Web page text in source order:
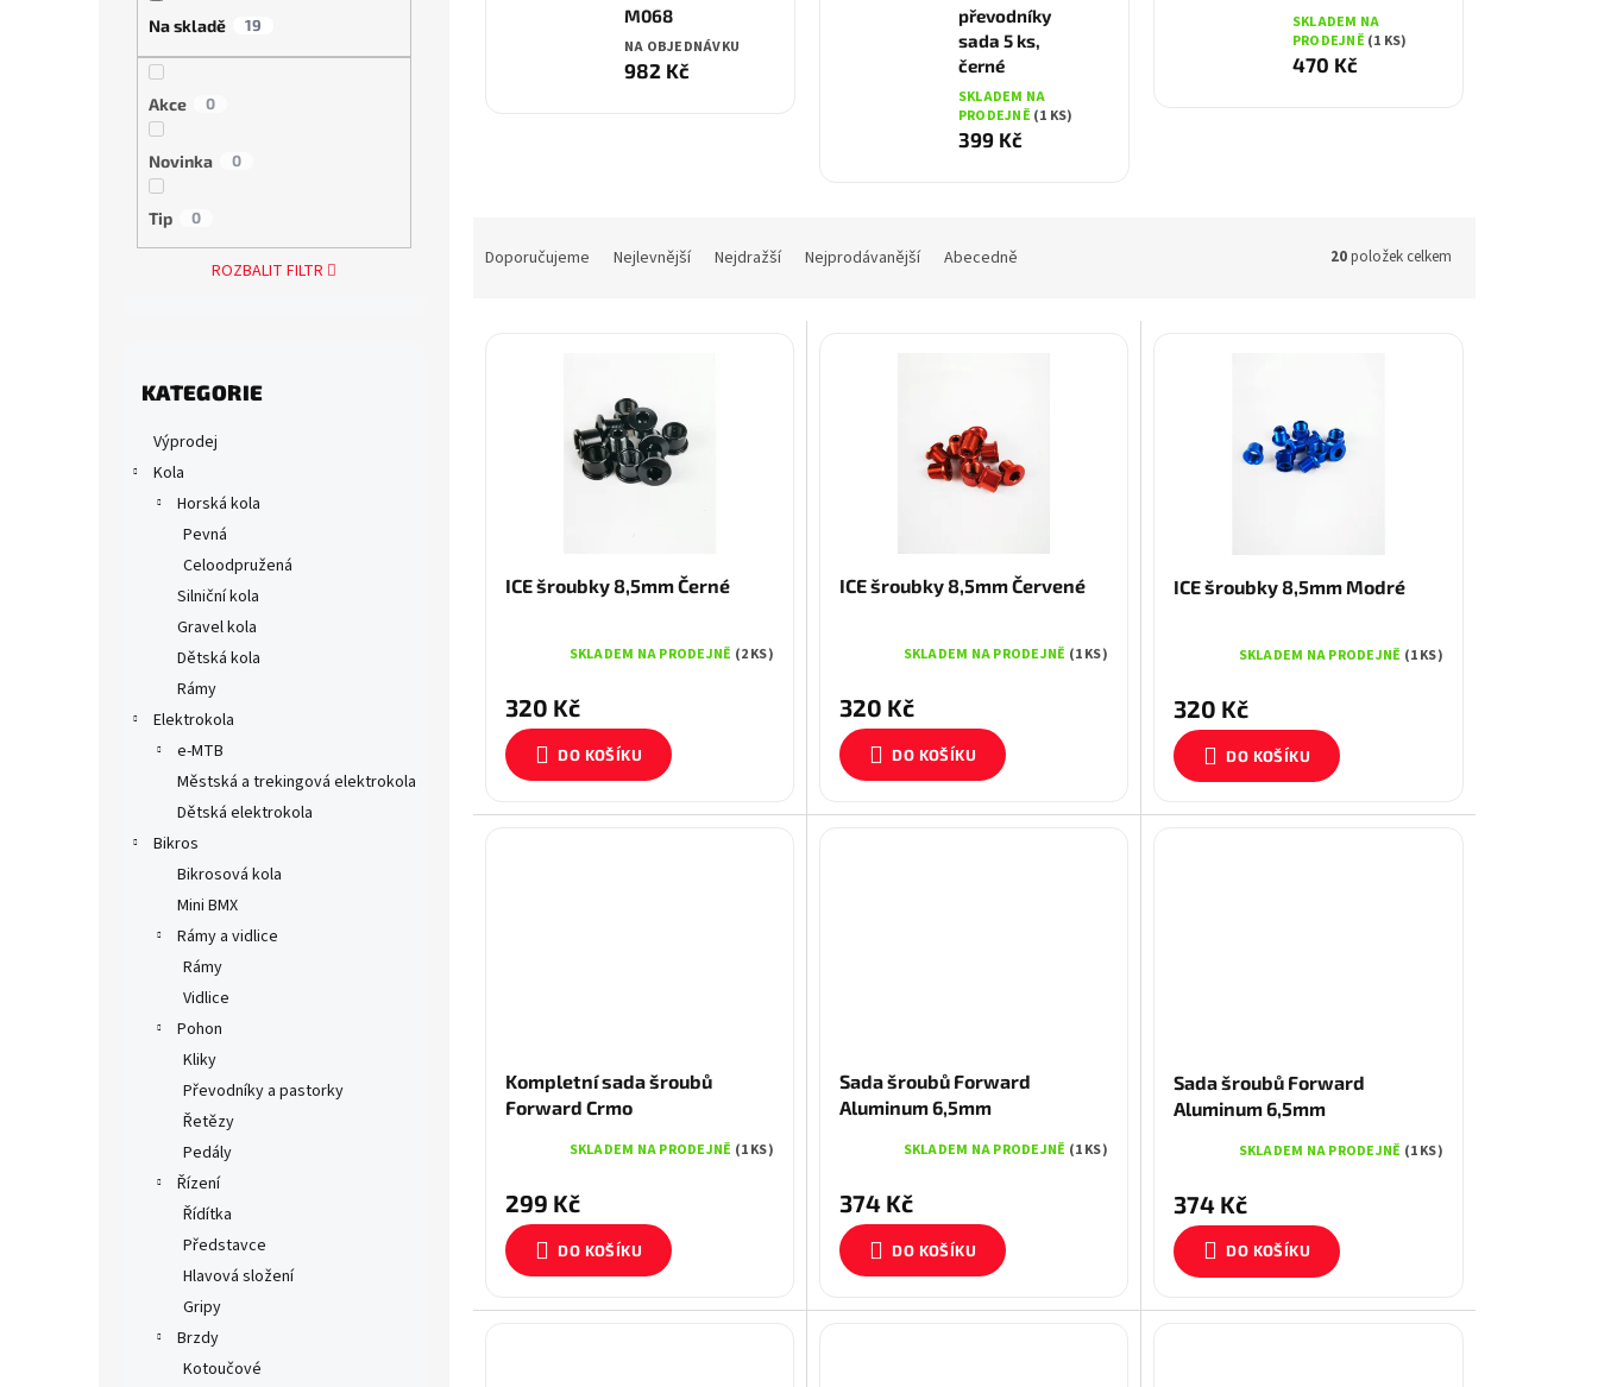
Na skladě 19
Akce 0
Novinka 0
Tip 0
ROZBALIT FILTR
kategorie
KATEGORIE
Výprodej
Kola
Horská kola
Pevná
Celoodpružená
Silniční kola
Gravel kola
Dětská kola
Rámy
Elektrokola
e-MTB
Městská a trekingová elektrokola
Dětská elektrokola
Bikros
Bikrosová kola
Mini BMX
Rámy a vidlice
Rámy
Vidlice
Pohon
Kliky
Převodníky a pastorky
Řetězy
Pedály
Řízení
Řídítka
Představce
Hlavová složení
Gripy
Brzdy
Kotoučové
M068
NA OBJEDNÁVKU
982 Kč
převodníky
sada 5 ks,
černé
SKLADEM NA
PRODEJNĚ (1 KS)
399 Kč
SKLADEM NA
PRODEJNĚ (1 KS)
470 Kč
Doporučujeme Nejlevnější Nejdražší Nejprodávanější Abecedně 20položek celkem
ICE šroubky 8,5mm Černé
SKLADEM NA PRODEJNĚ (2 KS)
320 Kč
DO KOŠÍKU
ICE šroubky 8,5mm Červené
SKLADEM NA PRODEJNĚ (1 KS)
320 Kč
DO KOŠÍKU
ICE šroubky 8,5mm Modré
SKLADEM NA PRODEJNĚ (1 KS)
320 Kč
DO KOŠÍKU
Kompletní sada šroubů
Forward Crmo
SKLADEM NA PRODEJNĚ (1 KS)
299 Kč
DO KOŠÍKU
Sada šroubů Forward
Aluminum 6,5mm
SKLADEM NA PRODEJNĚ (1 KS)
374 Kč
DO KOŠÍKU
Sada šroubů Forward
Aluminum 6,5mm
SKLADEM NA PRODEJNĚ (1 KS)
374 Kč
DO KOŠÍKU